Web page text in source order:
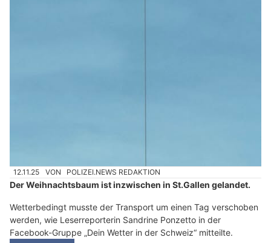
12.11.25 VON POLIZEI.NEWS REDAKTION
Der Weihnachtsbaum ist inzwischen in St.Gallen gelandet.
Wetterbedingt musste der Transport um einen Tag verschoben
werden, wie Leserreporterin Sandrine Ponzetto in der
Facebook-Gruppe „Dein Wetter in der Schweiz“ mitteilte.